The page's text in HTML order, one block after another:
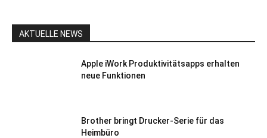
AKTUELLE NEWS
Apple iWork Produktivitätsapps erhalten
neue Funktionen
Brother bringt Drucker-Serie für das
Heimbüro